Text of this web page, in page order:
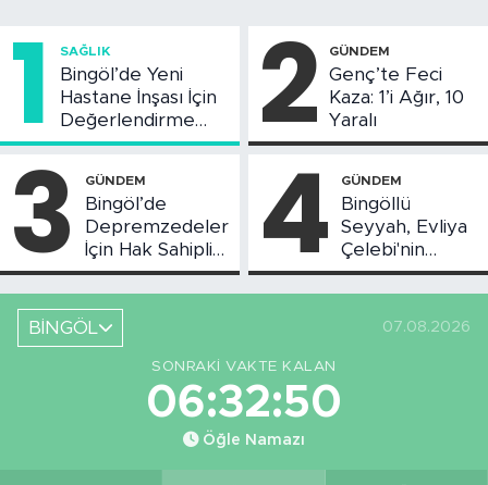
1 SAĞLIK
Bingöl’de Yeni
Hastane İnşası İçin
Değerlendirme
Toplantısı Yapıldı
2 GÜNDEM
Genç’te Feci
Kaza: 1’i Ağır, 10
Yaralı
3 GÜNDEM
Bingöl’de
Depremzedeler
İçin Hak Sahipliği
Askı Süreci
Başladı
4 GÜNDEM
Bingöllü
Seyyah, Evliya
Çelebi'nin
Bahsettiği
Bingöl'deki O
BİNGÖL 07.08.2026
SONRAKI VAKTE KALAN
06:32:50
Öğle Namazı